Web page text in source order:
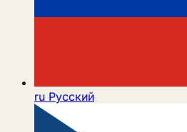
ru Русский